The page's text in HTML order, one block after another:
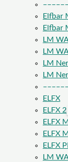
Elfbar
Elfbar
LM
LM
LM
LM
ELFX
ELFX 2
ELFX
ELFX
ELFX
LM